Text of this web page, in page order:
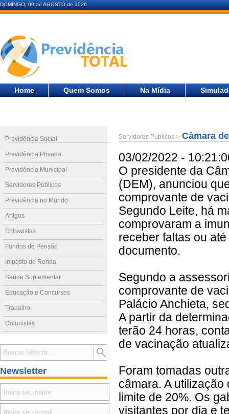
DOMINGO, 09 de AGOSTO de 2026
Home Quem Somos Na Mídia
Previdência Social
Previdência Privada
Previdência Municipal
Servidores Públicos
Previdência no Mundo
Artigos
Entrevistas
Fundos de Pensão
Imposto de Renda
Saúde Suplementar
Educação e Concursos
Trabalho
Colunistas
Newsletter
Servidores Públicos > Câmara
03/02/2022 -
O presidente da
(DEM), anunciou
comprovante de
Segundo Leite, há
comprovaram a
receber faltas ou
documento.
Segundo a
comprovante de
Palácio Anchieta,
A partir da
terão 24 horas,
de vacinação
Foram tomadas
câmara. A
limite de 20%. Os
visitantes por dia e